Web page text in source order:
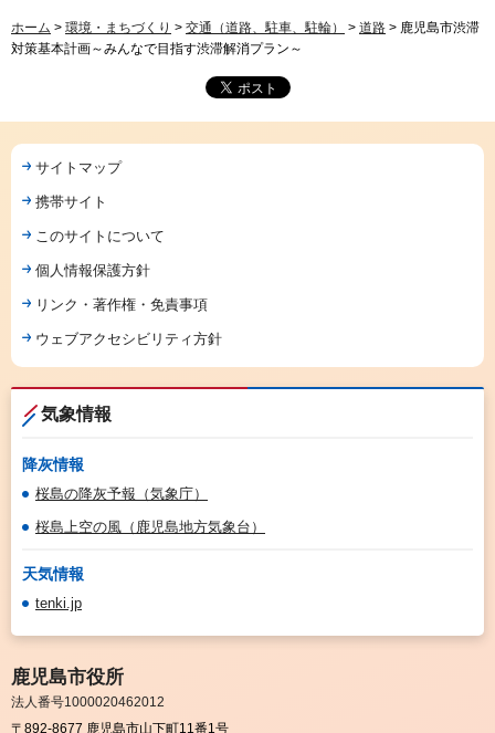
ホーム > 環境・まちづくり > 交通（道路、駐車、駐輪） > 道路 > 鹿児島市渋滞
対策基本計画～みんなで目指す渋滞解消プラン～
サイトマップ
携帯サイト
このサイトについて
個人情報保護方針
リンク・著作権・免責事項
ウェブアクセシビリティ方針
気象情報
降灰情報
桜島の降灰予報（気象庁）
桜島上空の風（鹿児島地方気象台）
天気情報
tenki.jp
鹿児島市役所
法人番号1000020462012
〒892-8677 鹿児島市山下町11番1号